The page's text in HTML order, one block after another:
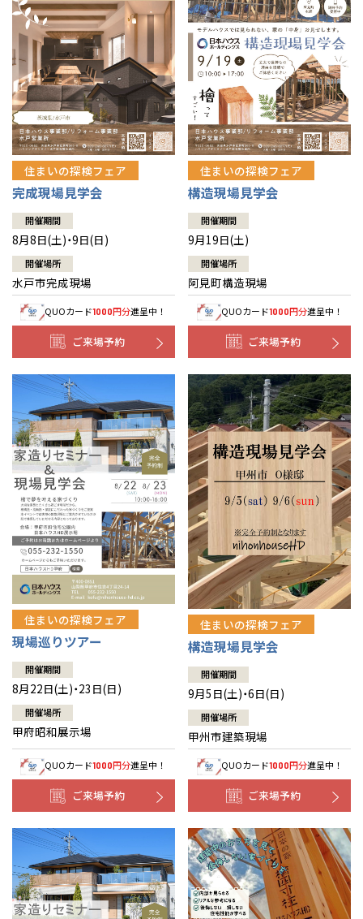
住まいの探検フェア
完成現場見学会
開催期間
8月8日(土)・9日(日)
開催場所
水戸市完成現場
QUOカード1000円分進呈中！
ご来場予約
住まいの探検フェア
構造現場見学会
開催期間
9月19日(土)
開催場所
阿見町構造現場
QUOカード1000円分進呈中！
ご来場予約
住まいの探検フェア
現場巡りツアー
開催期間
8月22日(土)・23日(日)
開催場所
甲府昭和展示場
QUOカード1000円分進呈中！
ご来場予約
住まいの探検フェア
構造現場見学会
開催期間
9月5日(土)・6日(日)
開催場所
甲州市建築現場
QUOカード1000円分進呈中！
ご来場予約